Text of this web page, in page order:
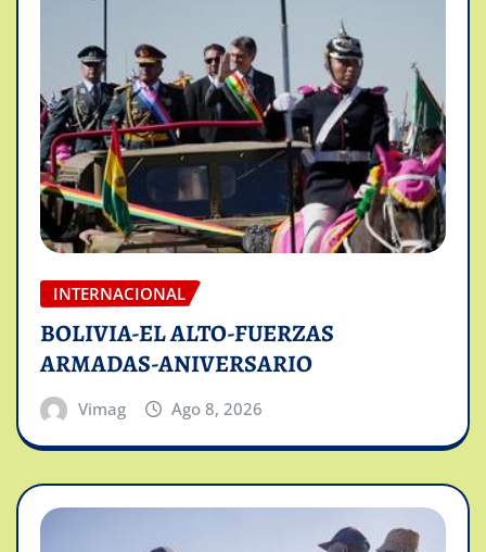
INTERNACIONAL
BOLIVIA-EL ALTO-FUERZAS
ARMADAS-ANIVERSARIO
Vimag Ago 8, 2026